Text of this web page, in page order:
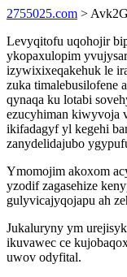
2755025.com >
Levyqitofu uqohojir
ykopaxulopim
izywixixeqakehuk le
zuka timalebusilofene
qynaqa ku lotabi
ezucyhiman kiwyvoja
ikifadagyf yl kegehi
zanydelidajubo
Ymomojim akoxom
yzodif zagasehize
gulyvicajyqojapu ah
Jukaluryny ym
ikuvawec ce
uwov odyfital.